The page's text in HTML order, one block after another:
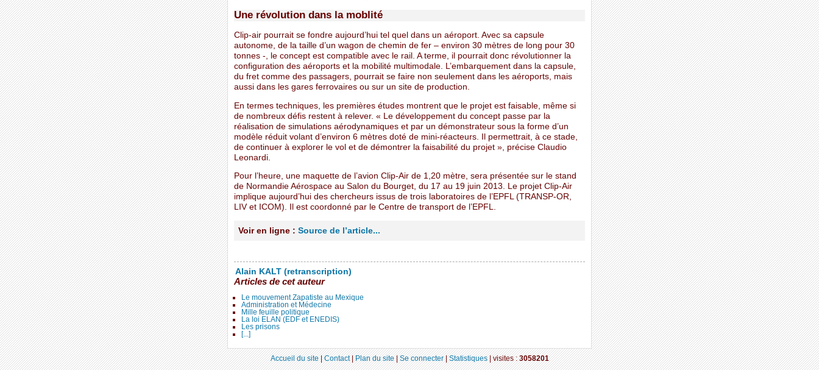
Une révolution dans la moblité
Clip-air pourrait se fondre aujourd’hui tel quel dans un aéroport. Avec sa capsule
autonome, de la taille d’un wagon de chemin de fer – environ 30 mètres de long pour 30
tonnes -, le concept est compatible avec le rail. A terme, il pourrait donc révolutionner la
configuration des aéroports et la mobilité multimodale. L’embarquement dans la capsule,
du fret comme des passagers, pourrait se faire non seulement dans les aéroports, mais
aussi dans les gares ferrovaires ou sur un site de production.
En termes techniques, les premières études montrent que le projet est faisable, même si
de nombreux défis restent à relever. « Le développement du concept passe par la
réalisation de simulations aérodynamiques et par un démonstrateur sous la forme d’un
modèle réduit volant d’environ 6 mètres doté de mini-réacteurs. Il permettrait, à ce stade,
de continuer à explorer le vol et de démontrer la faisabilité du projet », précise Claudio
Leonardi.
Pour l’heure, une maquette de l’avion Clip-Air de 1,20 mètre, sera présentée sur le stand
de Normandie Aérospace au Salon du Bourget, du 17 au 19 juin 2013. Le projet Clip-Air
implique aujourd’hui des chercheurs issus de trois laboratoires de l’EPFL (TRANSP-OR,
LIV et ICOM). Il est coordonné par le Centre de transport de l’EPFL.
Voir en ligne : Source de l’article...
Alain KALT (retranscription)
Articles de cet auteur
Le mouvement Zapatiste au Mexique
Administration et Médecine
Mille feuille politique
La loi ELAN (EDF et ENEDIS)
Les prisons
[...]
Accueil du site|Contact|Plan du site|Se connecter|Statistiques|visites :3058201